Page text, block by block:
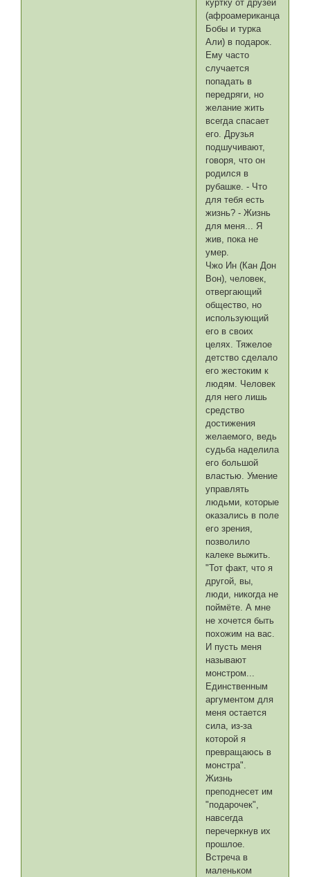
куртку от друзей
(афроамериканца
Бобы и турка
Али) в подарок.
Ему часто
случается
попадать в
передряги, но
желание жить
всегда спасает
его. Друзья
подшучивают,
говоря, что он
родился в
рубашке. - Что
для тебя есть
жизнь? - Жизнь
для меня... Я
жив, пока не
умер.
Чжо Ин (Кан Дон
Вон), человек,
отвергающий
общество, но
использующий
его в своих
целях. Тяжелое
детство сделало
его жестоким к
людям. Человек
для него лишь
средство
достижения
желаемого, ведь
судьба наделила
его большой
властью. Умение
управлять
людьми, которые
оказались в поле
его зрения,
позволило
калеке выжить.
"Тот факт, что я
другой, вы,
люди, никогда не
поймёте. А мне
не хочется быть
похожим на вас.
И пусть меня
называют
монстром...
Единственным
аргументом для
меня остается
сила, из-за
которой я
превращаюсь в
монстра".
Жизнь
преподнесет им
"подарочек",
навсегда
перечеркнув их
прошлое.
Встреча в
маленьком